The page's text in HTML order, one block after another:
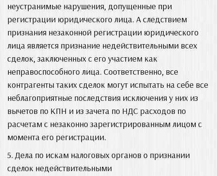
неустранимые нарушения, допущенные при
регистрации юридического лица. А следствием
признания незаконной регистрации юридического
лица является признание недействительными всех
сделок, заключенных с его участием как
неправоспособного лица. Соответственно, все
контрагенты таких сделок могут испытать на себе все
неблагоприятные последствия исключения у них из
вычетов по КПН и из зачета по НДС расходов по
расчетам с незаконно зарегистрированным лицом с
момента его регистрации.
5. Дела по искам налоговых органов о признании
сделок недействительными